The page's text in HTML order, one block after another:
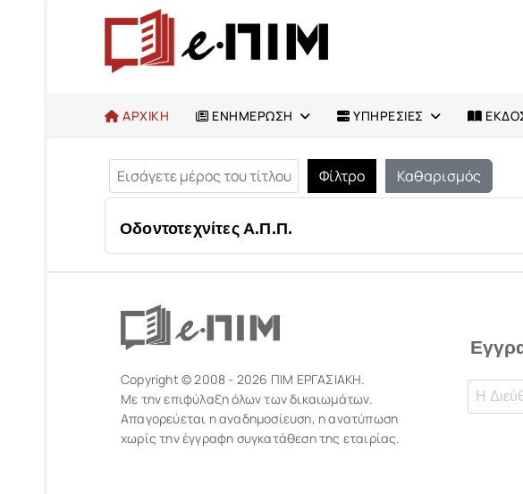
ΑΡΧΙΚΗ ΕΝΗΜΕΡΩΣΗ ΥΠΗΡΕΣΙΕΣ
Εισάγετε μέρος του τίτλου.
Φίλτρο Καθαρισμός
Οδοντοτεχνίτες Α.Π.Π.
Copyright © 2008 - 2026 ΠΙΜ ΕΡΓΑΣΙΑΚΗ.
Με την επιφύλαξη όλων των δικαιωμάτων.
Απαγορεύεται η αναδημοσίευση, η ανατύπωση
χωρίς την έγγραφη συγκατάθεση της εταιρίας.